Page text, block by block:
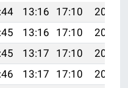
13:16 17:10
20:39
13:16 17:10
20:38
13:17 17:10
20:38
13:17 17:10
20:38